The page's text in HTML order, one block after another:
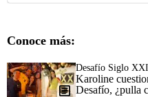
Conoce más:
Desafío Siglo XXI
Karoline
Desafío, ¿pulla